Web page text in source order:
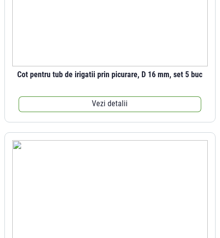
Cot pentru tub de irigatii prin picurare, D 16 mm, set 5 buc
Vezi detalii